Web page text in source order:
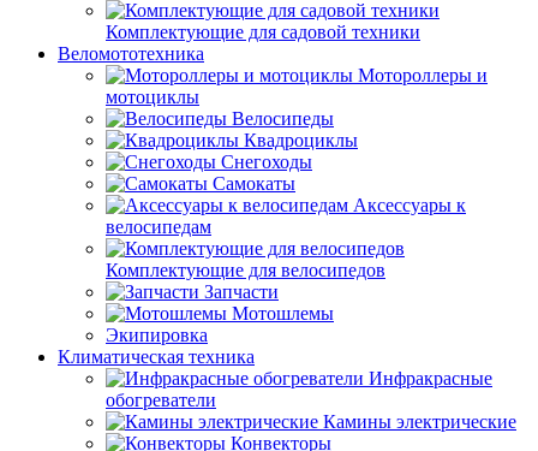
Комплектующие для садовой техники
Веломототехника
Мотороллеры и
мотоциклы
Велосипеды
Квадроциклы
Снегоходы
Самокаты
Аксессуары к
велосипедам
Комплектующие для велосипедов
Запчасти
Мотошлемы
Экипировка
Климатическая техника
Инфракрасные
обогреватели
Камины электрические
Конвекторы